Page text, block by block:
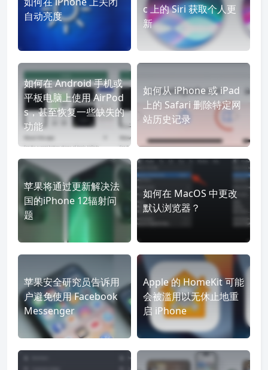
自动亮度
c 上的 Siri 获取个人更
新
如何在 Android 手机或
平板电脑上使用 AirPod
s，甚至恢复一些缺失的
功能
如何从 iPhone 或 iPad
上的 Safari 删除特定网
站历史记录
苹果将通过更新解决法
国的iPhone 12辐射问
题
如何在 MacOS 中更改
默认浏览器？
苹果安全研究员告诉用
户避免使用 Facebook
Messenger
Apple 的 HomeKit 可能
会被滥用以无休止地重
启 iPhone